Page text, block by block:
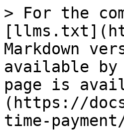
> For the
Markdown
available by
page is
(https://
time-